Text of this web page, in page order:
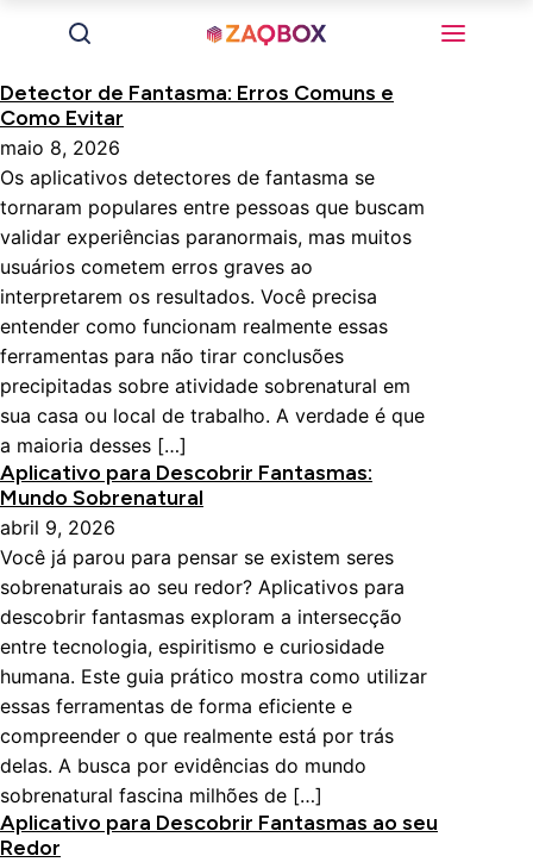
Detector de Fantasma: Erros Comuns e
Como Evitar
maio 8, 2026
Os aplicativos detectores de fantasma se
tornaram populares entre pessoas que buscam
validar experiências paranormais, mas muitos
usuários cometem erros graves ao
interpretarem os resultados. Você precisa
entender como funcionam realmente essas
ferramentas para não tirar conclusões
precipitadas sobre atividade sobrenatural em
sua casa ou local de trabalho. A verdade é que
a maioria desses […]
Aplicativo para Descobrir Fantasmas:
Mundo Sobrenatural
abril 9, 2026
Você já parou para pensar se existem seres
sobrenaturais ao seu redor? Aplicativos para
descobrir fantasmas exploram a intersecção
entre tecnologia, espiritismo e curiosidade
humana. Este guia prático mostra como utilizar
essas ferramentas de forma eficiente e
compreender o que realmente está por trás
delas. A busca por evidências do mundo
sobrenatural fascina milhões de […]
Aplicativo para Descobrir Fantasmas ao seu
Redor